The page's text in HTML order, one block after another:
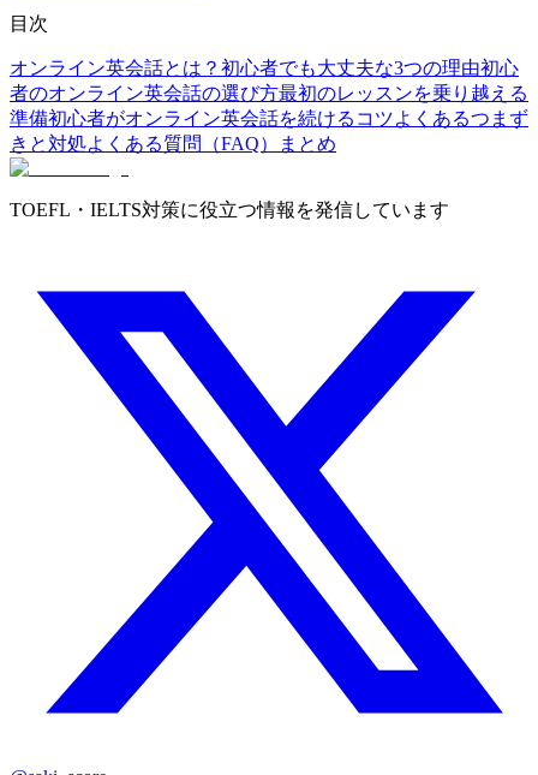
目次
オンライン英会話とは？初心者でも大丈夫な3つの理由初心
者のオンライン英会話の選び方最初のレッスンを乗り越える
準備初心者がオンライン英会話を続けるコツよくあるつまず
きと対処よくある質問（FAQ） まとめ
TOEFL・IELTS対策に役立つ情報を発信しています